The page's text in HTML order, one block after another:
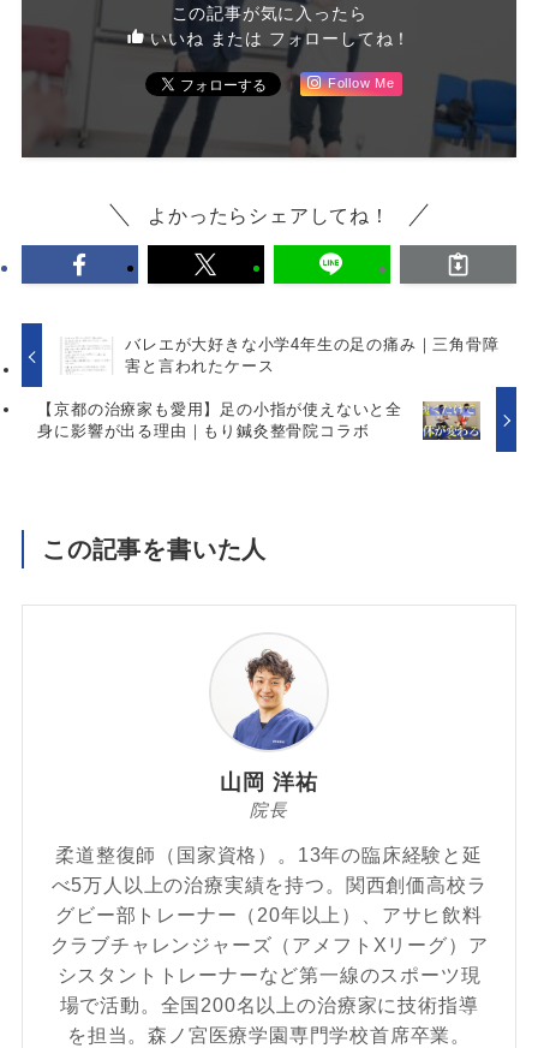
この記事が気に入ったら
いいね または フォローしてね！
Follow Me
よかったらシェアしてね！
バレエが大好きな小学4年生の足の痛み｜三角骨障
害と言われたケース
【京都の治療家も愛用】足の小指が使えないと全
身に影響が出る理由｜もり鍼灸整骨院コラボ
この記事を書いた人
山岡 洋祐
院長
柔道整復師（国家資格）。13年の臨床経験と延
べ5万人以上の治療実績を持つ。関西創価高校ラ
グビー部トレーナー（20年以上）、アサヒ飲料
クラブチャレンジャーズ（アメフトXリーグ）ア
シスタントトレーナーなど第一線のスポーツ現
場で活動。全国200名以上の治療家に技術指導
を担当。森ノ宮医療学園専門学校首席卒業。